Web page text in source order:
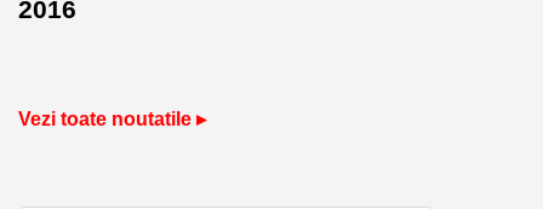
2016
Vezi toate noutatile ▸